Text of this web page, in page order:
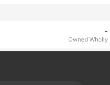
-
Owned Wholly